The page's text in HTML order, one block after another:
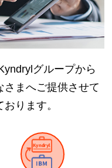
グループから
まへご提供させて
ります。